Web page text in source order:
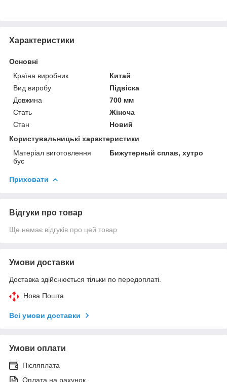
Характеристики
Основні
Країна виробник
Китай
Вид виробу
Підвіска
Довжина
700 мм
Стать
Жіноча
Стан
Новий
Користувальницькі характеристики
Матеріал виготовлення
бус
Бижутерный сплав, хутро
Приховати
Відгуки про товар
Ще немає відгуків про цей товар
Умови доставки
Доставка здійснюється тільки по передоплаті.
Нова Пошта
Всі умови доставки
Умови оплати
Післяплата
Оплата на рахунок